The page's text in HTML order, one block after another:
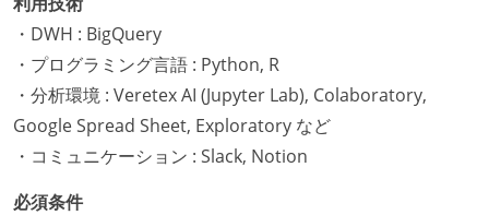
・DWH : BigQuery
・プログラミング言語 : Python, R
・分析環境 : Veretex AI (Jupyter Lab), Colaboratory,
Google Spread Sheet, Exploratory など
・コミュニケーション : Slack, Notion
必須条件